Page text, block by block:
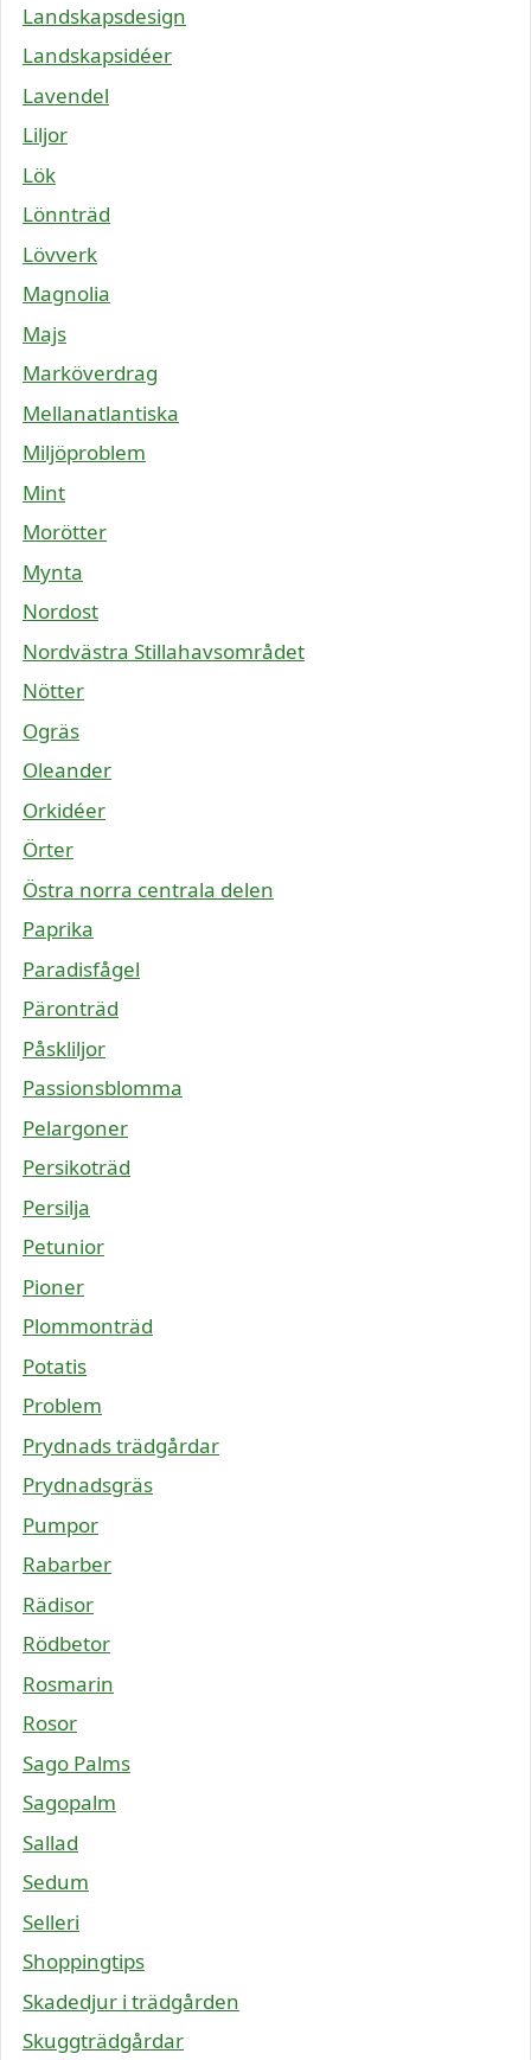
Landskapsdesign
Landskapsidéer
Lavendel
Liljor
Lök
Lönnträd
Lövverk
Magnolia
Majs
Marköverdrag
Mellanatlantiska
Miljöproblem
Mint
Morötter
Mynta
Nordost
Nordvästra Stillahavsområdet
Nötter
Ogräs
Oleander
Orkidéer
Örter
Östra norra centrala delen
Paprika
Paradisfågel
Päronträd
Påskliljor
Passionsblomma
Pelargoner
Persikoträd
Persilja
Petunior
Pioner
Plommonträd
Potatis
Problem
Prydnads trädgårdar
Prydnadsgräs
Pumpor
Rabarber
Rädisor
Rödbetor
Rosmarin
Rosor
Sago Palms
Sagopalm
Sallad
Sedum
Selleri
Shoppingtips
Skadedjur i trädgården
Skuggträdgårdar